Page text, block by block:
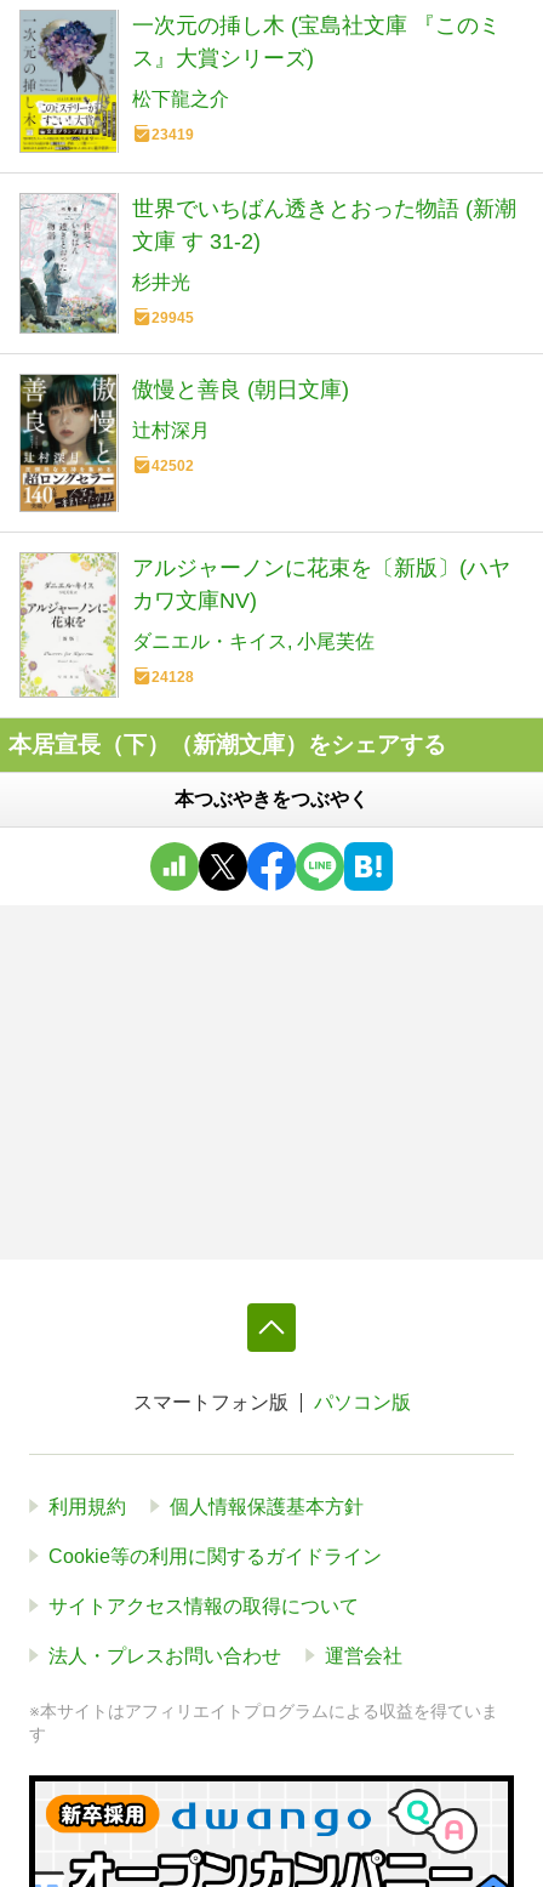
一次元の挿し木 (宝島社文庫 『このミ
ス』大賞シリーズ)
松下龍之介
23419
世界でいちばん透きとおった物語 (新潮
文庫 す 31-2)
杉井光
29945
傲慢と善良 (朝日文庫)
辻村深月
42502
アルジャーノンに花束を〔新版〕(ハヤ
カワ文庫NV)
ダニエル・キイス 小尾芙佐
24128
本居宣長（下）（新潮文庫）をシェアする
本つぶやきをつぶやく
スマートフォン版 パソコン版
利用規約 個人情報保護基本方針
Cookie等の利用に関するガイドライン
サイトアクセス情報の取得について
法人・プレスお問い合わせ 運営会社
※本サイトはアフィリエイトプログラムによる収益を得ていま
す